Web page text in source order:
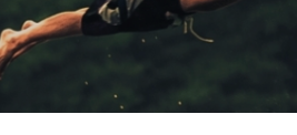
VOLWASSENEN